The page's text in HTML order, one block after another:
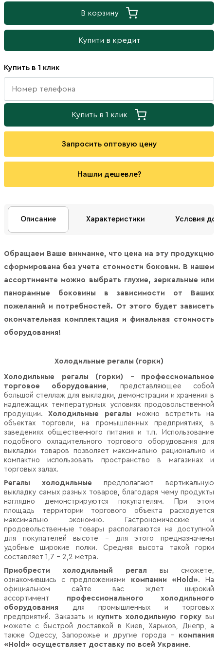
В корзину
Купити в кредит
Купить в 1 клик
Купить в 1 клик
Запросить оптовую цену
Нашли дешевле?
Описание Характеристики Условия
Обращаем Ваше внимание, что цена на эту продукцию
сформирована без учета стоимости боковин. В нашем
ассортименте можно выбрать глухие, зеркальные или
панорамные боковины в зависимости от Ваших
пожеланий и потребностей. От этого будет зависеть
окончательная комплектация и финальная стоимость
оборудования!
Холодильные регалы (горки)
Холодильные регалы (горки) – профессиональное
торговое оборудование , представляющее собой
большой стеллаж для выкладки, демонстрации и хранения в
надлежащих температурных условиях продовольственной
продукции.Холодильные регалы можно встретить на
объектах торговли, на промышленных предприятиях, в
заведениях общественного питания и т.п. Использование
подобного охладительного торгового оборудования для
выкладки товаров позволяет максимально рационально и
компактно использовать пространство в магазинах и
торговых залах.
Регалы холодильные предполагают вертикальную
выкладку самых разных товаров, благодаря чему продукты
наглядно демонстрируются покупателям. При этом
площадь территории торгового объекта расходуется
максимально экономно. Гастрономические и
продовольственные товары располагаются на доступной
для покупателей высоте – для этого предназначены
удобные широкие полки. Средняя высота такой горки
составляет 1,7 – 2,2 метра.
Приобрести холодильный регал вы сможете,
ознакомившись с предложениями компании «Hold». На
официальном сайте вас ждет широкий
ассортимент профессионального холодильного
оборудования для промышленных и торговых
предприятий. Заказать и купить холодильную горку вы
можете с быстрой доставкой в Киев, Харьков, Днепр, а
также Одессу, Запорожье и другие города – компания
«Hold» осуществляет доставку по всей Украине.